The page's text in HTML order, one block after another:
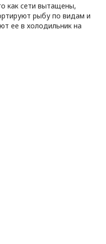
как сети вытащены,
рыбу по видам и
ее в холодильник на